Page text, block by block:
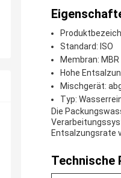
Standard: ISO
Membran: MBR
Hohe
Mischgerät:
Typ:
Die
Entsalzungsrate
Technische